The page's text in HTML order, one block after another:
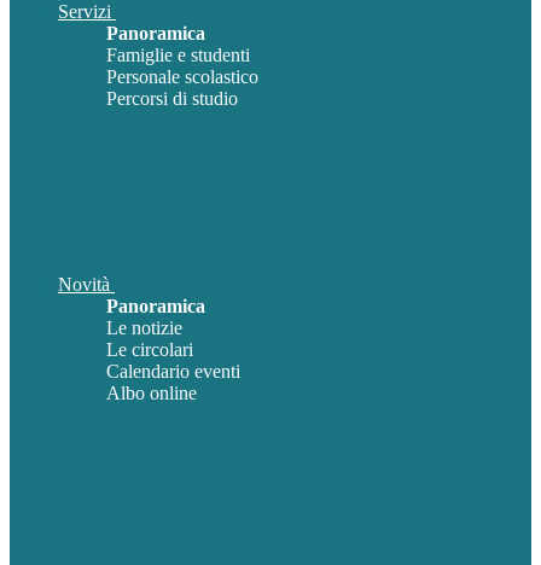
Servizi
Panoramica
Famiglie e studenti
Personale scolastico
Percorsi di studio
Novità
Panoramica
Le notizie
Le circolari
Calendario eventi
Albo online